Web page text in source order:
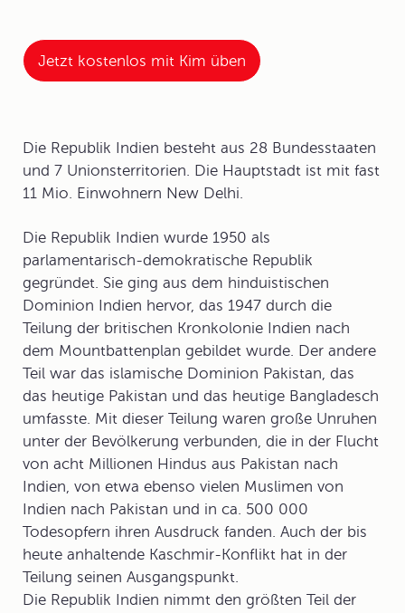
Jetzt kostenlos mit Kim üben
Die Republik Indien besteht aus 28 Bundesstaaten
und 7 Unionsterritorien. Die Hauptstadt ist mit fast
11 Mio. Einwohnern New Delhi.
Die Republik Indien wurde 1950 als
parlamentarisch-demokratische Republik
gegründet. Sie ging aus dem hinduistischen
Dominion Indien hervor, das 1947 durch die
Teilung der britischen Kronkolonie Indien nach
dem Mountbattenplan gebildet wurde. Der andere
Teil war das islamische Dominion Pakistan, das
das heutige Pakistan und das heutige Bangladesch
umfasste. Mit dieser Teilung waren große Unruhen
unter der Bevölkerung verbunden, die in der Flucht
von acht Millionen Hindus aus Pakistan nach
Indien, von etwa ebenso vielen Muslimen von
Indien nach Pakistan und in ca. 500 000
Todesopfern ihren Ausdruck fanden. Auch der bis
heute anhaltende Kaschmir-Konflikt hat in der
Teilung seinen Ausgangspunkt.
Die Republik Indien nimmt den größten Teil der